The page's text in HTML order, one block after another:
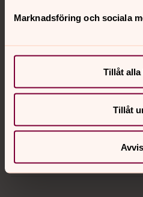
Marknadsföring och sociala
Tillåt alla
Tillåt
Kontakt